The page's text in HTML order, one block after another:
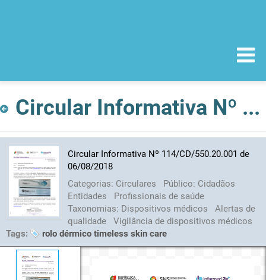
Circular Informativa Nº 114/CD/550.20.001 de 06/08/2018
Circular Informativa Nº 114/CD/550.20.001 de
06/08/2018
Categorias: Circulares Público: Cidadãos
Entidades
Profissionais de saúde
Taxonomias: Dispositivos médicos
Alertas de
qualidade
Vigilância de dispositivos médicos
Tags:
rolo dérmico timeless skin care